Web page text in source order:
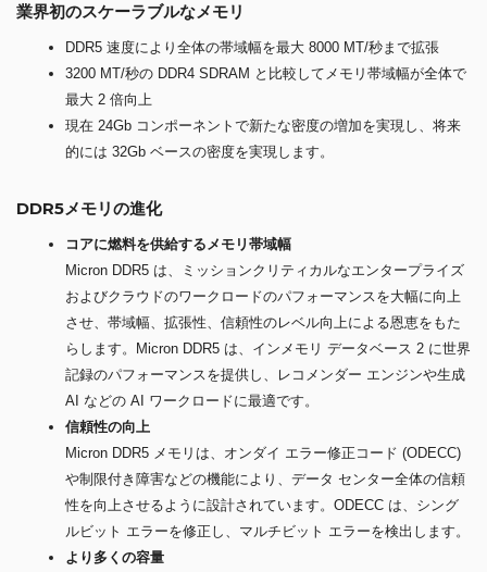
業界初のスケーラブルなメモリ
DDR5 速度により全体の帯域幅を最大 8000 MT/秒まで拡張
3200 MT/秒の DDR4 SDRAM と比較してメモリ帯域幅が全体で
最大 2 倍向上
現在 24Gb コンポーネントで新たな密度の増加を実現し、将来
的には 32Gb ベースの密度を実現します。
DDR5メモリの進化
コアに燃料を供給するメモリ帯域幅
Micron DDR5 は、ミッションクリティカルなエンタープライズ
およびクラウドのワークロードのパフォーマンスを大幅に向上
させ、帯域幅、拡張性、信頼性のレベル向上による恩恵をもた
らします。Micron DDR5 は、インメモリ データベース 2 に世界
記録のパフォーマンスを提供し、レコメンダー エンジンや生成
AI などの AI ワークロードに最適です。
信頼性の向上
Micron DDR5 メモリは、オンダイ エラー修正コード (ODECC)
や制限付き障害などの機能により、データ センター全体の信頼
性を向上させるように設計されています。ODECC は、シング
ルビット エラーを修正し、マルチビット エラーを検出します。
より多くの容量